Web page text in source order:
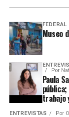
FEDERAL
Museo
Por
Paula
trabajo
ENTREVISTAS Por